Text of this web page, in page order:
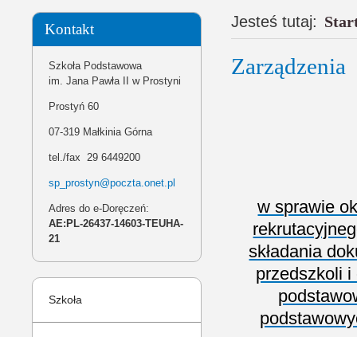
Ojcze
Kontakt
Szkoła Podstawowa
im. Jana Pawła II w Prostyni
Prostyń 60
07-319 Małkinia Górna
tel./fax 29 6449200
sp_prostyn@poczta.onet.pl
Adres do e-Doręczeń:
AE:PL-26437-14603-TEUHA-
21
Szkoła
Jesteś tutaj:
Zarządzenia
w sprawie
składania
przedszkoli i